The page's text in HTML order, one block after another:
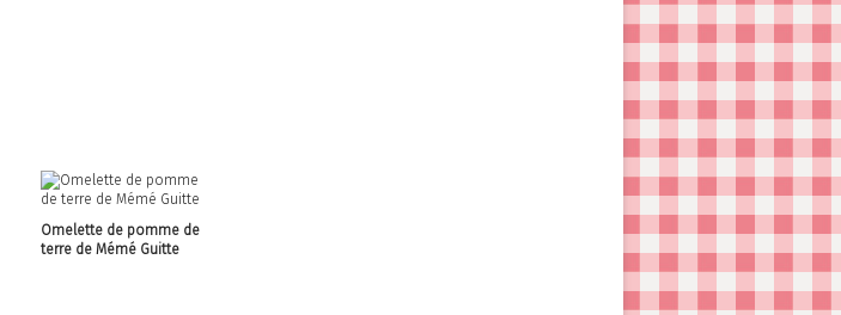
Omelette de pomme de
terre de Mémé Guitte